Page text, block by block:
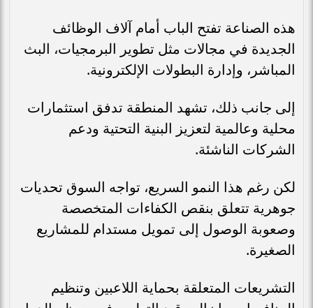
هذه الصناعة تفتح الباب أمام آلاف الوظائف
الجديدة في مجالات مثل تطوير البرمجيات، البث
المباشر، وإدارة البطولات الإلكترونية.
إلى جانب ذلك، تشهد المنطقة تدفق استثمارات
محلية وعالمية لتعزيز البنية التحتية ودعم
الشركات الناشئة.
لكن رغم هذا النمو السريع، تواجه السوق تحديات
جوهرية تتعلق بنقص الكفاءات المتخصصة
وصعوبة الوصول إلى تمويل مستدام للمشاريع
الصغيرة.
التشريعات المتعلقة بحماية اللاعبين وتنظيم